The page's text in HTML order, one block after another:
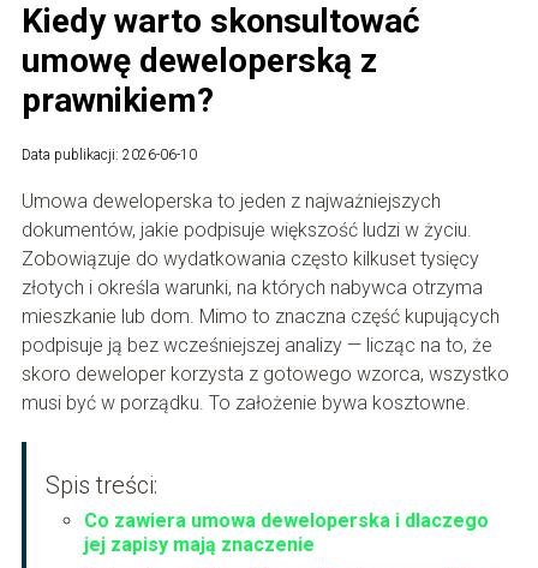
Kiedy warto skonsultować
umowę deweloperską z
prawnikiem?
Data publikacji: 2026-06-10
Umowa deweloperska to jeden z najważniejszych
dokumentów, jakie podpisuje większość ludzi w życiu.
Zobowiązuje do wydatkowania często kilkuset tysięcy
złotych i określa warunki, na których nabywca otrzyma
mieszkanie lub dom. Mimo to znaczna część kupujących
podpisuje ją bez wcześniejszej analizy — licząc na to, że
skoro deweloper korzysta z gotowego wzorca, wszystko
musi być w porządku. To założenie bywa kosztowne.
Spis treści:
Co zawiera umowa deweloperska i dlaczego
jej zapisy mają znaczenie